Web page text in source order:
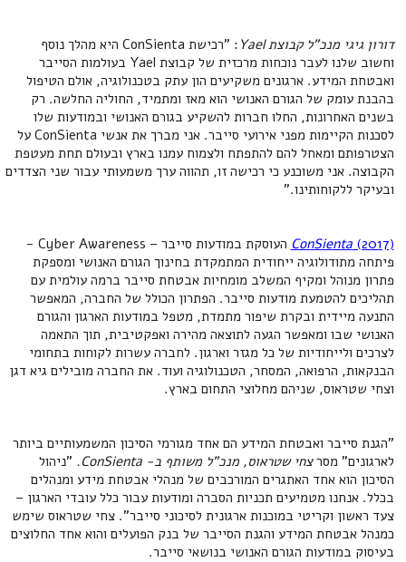
דורון גיגי מנכ"ל קבוצת Yael
: "רכישת ConSienta היא מהלך נוסף
וחשוב שלנו לעבר נוכחות מרכזית של קבוצת Yael בעולמות הסייבר
ואבטחת המידע. ארגונים משקיעים הון עתק בטכנולוגיה, אולם הטיפול
בהבנת עומק של הגורם האנושי הוא מאז ומתמיד, החוליה החלשה. רק
בשנים האחרונות, החלו חברות להשקיע בגורם האנושי ובמודעות שלו
לסכנות הקיימות מפני אירועי סייבר. אני מברך את אנשי ConSienta על
הצטרפותם ומאחל להם להתפתח ולצמוח עמנו בארץ ובעולם תחת מעטפת
הקבוצה. אני משוכנע כי רכישה זו, תהווה ערך משמעותי עבור שני הצדדים
ובעיקר ללקוחותינו."
ConSienta(2017)
העוסקת במודעות סייבר – Cyber Awareness -
פיתחה מתודולוגיה ייחודית המתמקדת בחינוך הגורם האנושי ומספקת
פתרון מנוהל ומקיף המשלב מומחיות אבטחת סייבר ברמה עולמית עם
תהליכים להטמעת מודעות סייבר. הפתרון הכולל של החברה, המאפשר
התנעה מיידית ובקרת שיפור מתמדת, מטפל במודעות הארגון והגורם
האנושי שבו ומאפשר הגעה לתוצאה מהירה ואפקטיבית, תוך התאמה
לצרכים ולייחודיות של כל מגזר וארגון. לחברה עשרות לקוחות בתחומי
הבנקאות, הרפואה, המסחר, הטכנולוגיה ועוד. את החברה מובילים גיא דגן
וצחי שטראוס, שניהם מחלוצי התחום בארץ.
"הגנת סייבר ואבטחת המידע הם אחד מגורמי הסיכון המשמעותיים ביותר
לארגונים" מסרצחי שטראוס, מנכ"ל משותף ב- ConSienta.
"ניהול
הסיכון הוא אחד האתגרים המורכבים של מנהלי אבטחת מידע ומנהלים
בכלל. אנחנו מטמיעים תכניות הסברה ומודעות עבור כלל עובדי הארגון –
צעד ראשון וקריטי במוכנות ארגונית לסיכוני סייבר". צחי שטראוס שימש
כמנהל אבטחת המידע והגנת הסייבר של בנק הפועלים והוא אחד החלוצים
בעיסוק במודעות הגורם האנושי בנושאי סייבר.